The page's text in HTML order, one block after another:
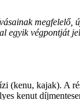
megfelelő,
egyik végpontját
(kenu, kajak). A
kenut